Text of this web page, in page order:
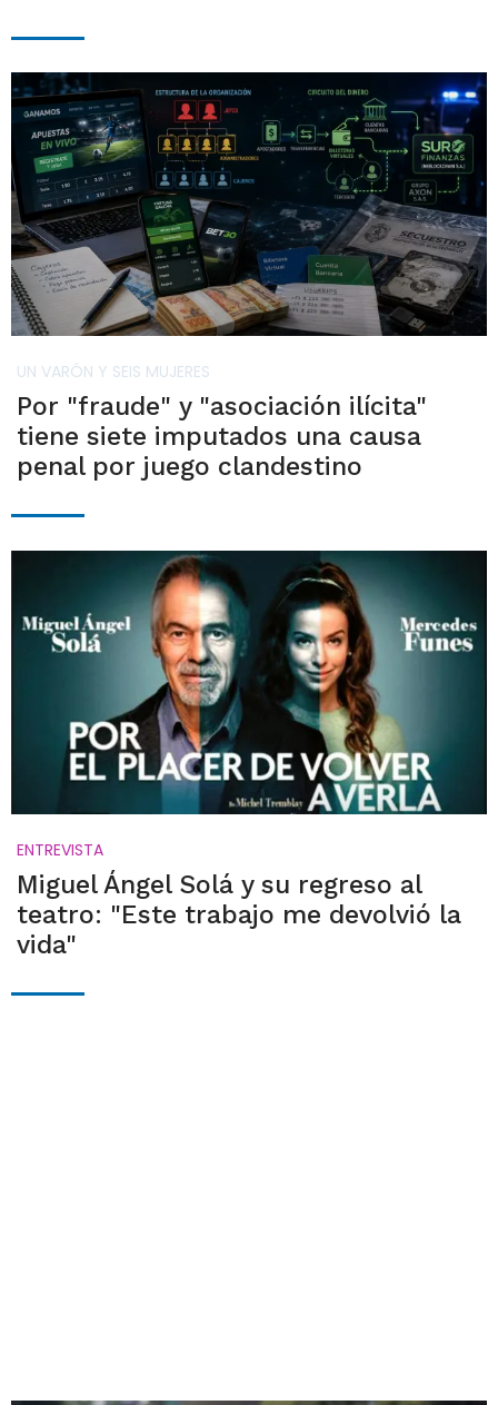
UN VARÓN Y SEIS MUJERES
Por "fraude" y "asociación ilícita"
tiene siete imputados una causa
penal por juego clandestino
ENTREVISTA
Miguel Ángel Solá y su regreso al
teatro: "Este trabajo me devolvió la
vida"